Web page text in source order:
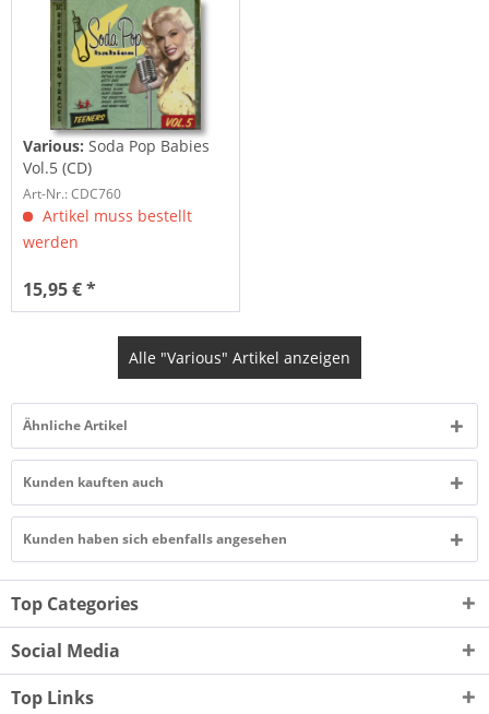
Various: Soda Pop Babies
Vol.5 (CD)
Art-Nr.: CDC760
Artikel muss bestellt
werden
15,95 € *
Alle "Various" Artikel anzeigen
Ähnliche Artikel
Kunden kauften auch
Kunden haben sich ebenfalls angesehen
Top Categories
Social Media
Top Links